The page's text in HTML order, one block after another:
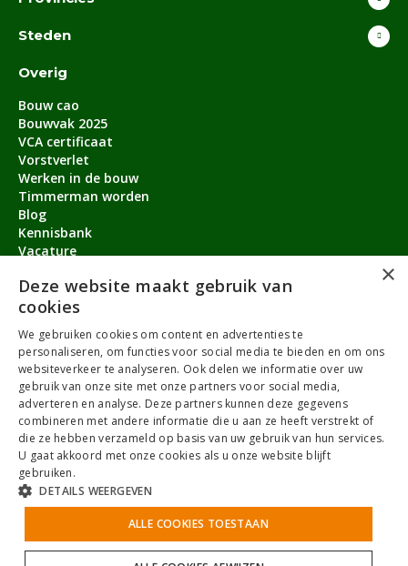
Steden
Overig
Bouw cao
Bouwvak 2025
VCA certificaat
Vorstverlet
Werken in de bouw
Timmerman worden
Blog
Kennisbank
Vacature
Contact
Over ons
service@timmermanvacature.nl
088-7060802
Facebook
YoutubeLinkedInInstagram
Algemene VoorwaardenPrivacybeleid
AntidiscriminatiebeleidCookiesSitemapNoBrothers
×
Deze website maakt gebruik van
cookies
We gebruiken cookies om content en advertenties te
personaliseren, om functies voor social media te bieden en om ons
websiteverkeer te analyseren. Ook delen we informatie over uw
gebruik van onze site met onze partners voor social media,
adverteren en analyse. Deze partners kunnen deze gegevens
combineren met andere informatie die u aan ze heeft verstrekt of
die ze hebben verzameld op basis van uw gebruik van hun services.
U gaat akkoord met onze cookies als u onze website blijft
gebruiken.
DETAILS WEERGEVEN
ALLE COOKIES TOESTAAN